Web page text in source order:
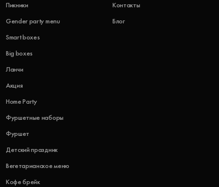
Пикники
Gender party menu
Smart boxes
Big boxes
Ланчи
Акция
Home Party
Фуршетные наборы
Фуршет
Детский праздник
Вегетарианское меню
Кофе брейк
Контакты
Блог